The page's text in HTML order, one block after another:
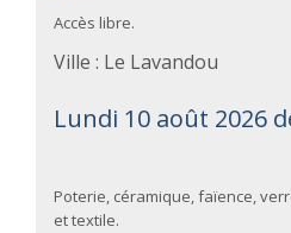
Accès libre.
Ville : Le Lavandou
Lundi 10 août 2026
Poterie, céramique, faïence,
et textile.